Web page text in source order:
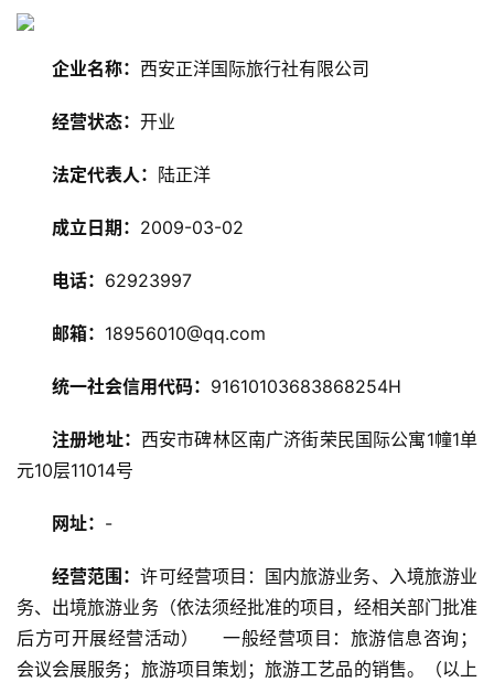
美
热
门
景
企业名称： 西安正洋国际旅行社有限公司
经营状态： 开业
法定代表人： 陆正洋
成立日期： 2009-03-02
电话： 62923997
邮箱： 18956010@qq.com
统一社会信用代码： 91610103683868254H
注册地址： 西安市碑林区南广济街荣民国际公寓1幢1单
元10层11014号
网址： -
经营范围：许可经营项目：国内旅游业务、入境旅游业
务、出境旅游业务（依法须经批准的项目，经相关部门批准
后方可开展经营活动）    一般经营项目：旅游信息咨询；
会议会展服务；旅游项目策划；旅游工艺品的销售。（以上